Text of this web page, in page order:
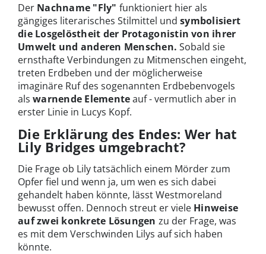
Der Nachname "Fly" funktioniert hier als
gängiges literarisches Stilmittel und symbolisiert
die Losgelöstheit der Protagonistin von ihrer
Umwelt und anderen Menschen. Sobald sie
ernsthafte Verbindungen zu Mitmenschen eingeht,
treten Erdbeben und der möglicherweise
imaginäre Ruf des sogenannten Erdbebenvogels
als warnende Elementeauf - vermutlich aber in
erster Linie in Lucys Kopf.
Die Erklärung des Endes: Wer hat
Lily Bridges umgebracht?
Die Frage ob Lily tatsächlich einem Mörder zum
Opfer fiel und wenn ja, um wen es sich dabei
gehandelt haben könnte, lässt Westmoreland
bewusst offen. Dennoch streut er viele Hinweise
auf zwei konkrete Lösungen zu der Frage, was
es mit dem Verschwinden Lilys auf sich haben
könnte.